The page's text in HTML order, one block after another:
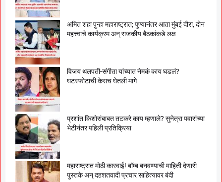
अमित शहा पुन्हा महाराष्ट्रात; पुण्यानंतर आता मुंबई दौरा, दोन
महत्त्वाचे कार्यक्रम अन् राजकीय बैठकांकडे लक्ष
विजय थलपती-संगीता यांच्यात नेमकं काय घडलं?
घटस्फोटाची केसच घेतली मागे
प्रशांत किशोरांबाबत तटकरे काय म्हणाले? सुनेत्रा पवारांच्या
भेटीनंतर पहिली प्रतिक्रिया
महाराष्ट्रात मोठी कारवाई! बॉम्ब बनवण्याची माहिती देणारी
पुस्तके अन् दहशतवादी प्रचार साहित्यावर बंदी